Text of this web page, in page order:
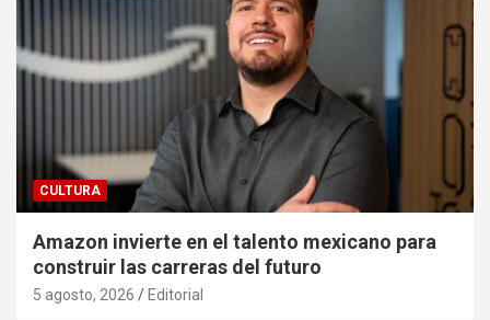
CULTURA
Amazon invierte en el talento mexicano para
construir las carreras del futuro
5 agosto, 2026 Editorial